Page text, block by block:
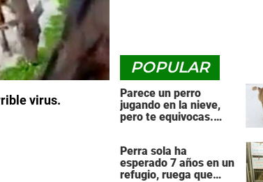
virus.
POPULAR
Parece un perro
jugando en la nieve,
pero te equivocas.
vuelta!
Perra sola ha
esperado 7 años en un
refugio, ruega que